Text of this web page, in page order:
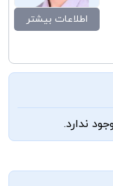
اطلاعات بیشتر
ندارد.